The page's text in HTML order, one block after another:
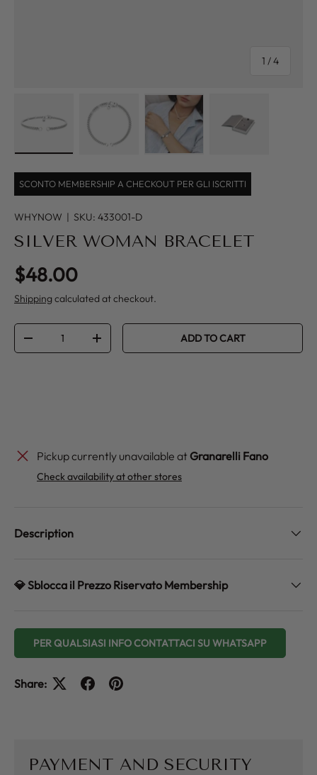
1 /of
4
SCONTO MEMBERSHIP A CHECKOUT PER GLI ISCRITTI
WHYNOW | SKU: 433001-D
SILVER WOMAN BRACELET
Regular price
$48.00
Shipping calculated at checkout.
Qty
DECREASE QUANTITYINCREASE QUANTITYADD TO CART
Pickup currently unavailable at Granarelli Fano
Check availability at other stores
Description
💎 Sblocca il Prezzo Riservato Membership
PER QUALSIASI INFO CONTATTACI SU WHATSAPP
Share:
PAYMENT AND SECURITY